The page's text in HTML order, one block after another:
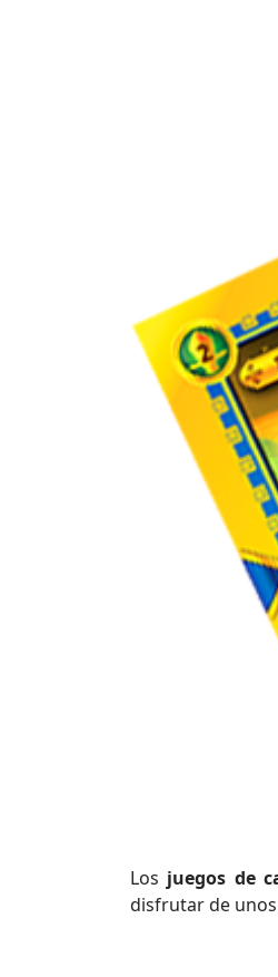
Los juegos de
disfrutar de